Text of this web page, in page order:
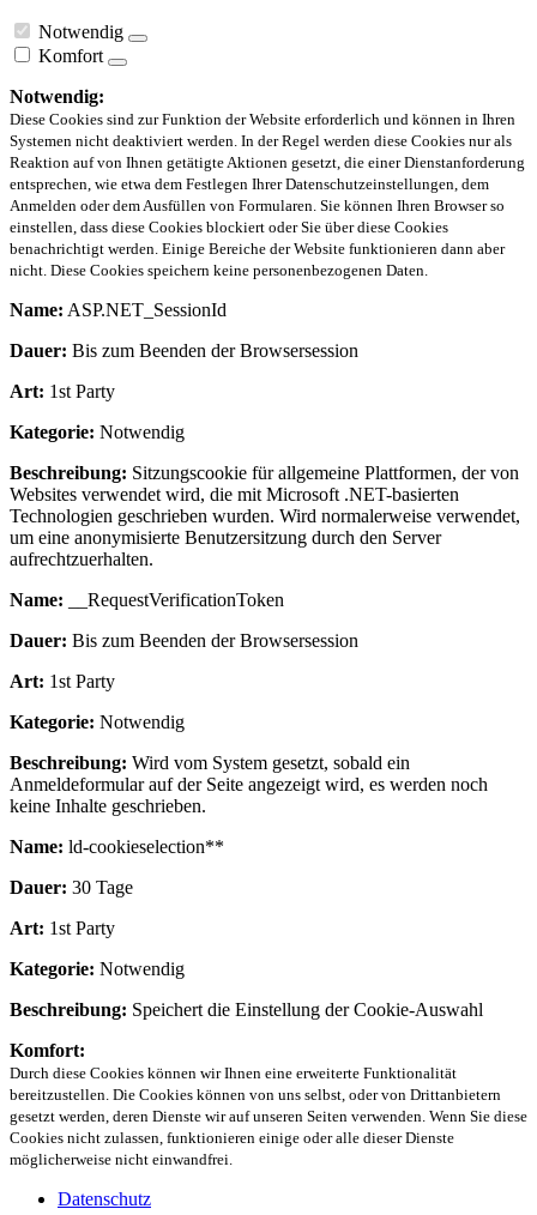
Notwendig
Komfort
Notwendig:
Diese Cookies sind zur Funktion der Website erforderlich und können in Ihren
Systemen nicht deaktiviert werden. In der Regel werden diese Cookies nur als
Reaktion auf von Ihnen getätigte Aktionen gesetzt, die einer Dienstanforderung
entsprechen, wie etwa dem Festlegen Ihrer Datenschutzeinstellungen, dem
Anmelden oder dem Ausfüllen von Formularen. Sie können Ihren Browser so
einstellen, dass diese Cookies blockiert oder Sie über diese Cookies
benachrichtigt werden. Einige Bereiche der Website funktionieren dann aber
nicht. Diese Cookies speichern keine personenbezogenen Daten.
Name: ASP.NET_SessionId
Dauer: Bis zum Beenden der Browsersession
Art: 1st Party
Kategorie: Notwendig
Beschreibung: Sitzungscookie für allgemeine Plattformen, der von
Websites verwendet wird, die mit Microsoft .NET-basierten
Technologien geschrieben wurden. Wird normalerweise verwendet,
um eine anonymisierte Benutzersitzung durch den Server
aufrechtzuerhalten.
Name: __RequestVerificationToken
Dauer: Bis zum Beenden der Browsersession
Art: 1st Party
Kategorie: Notwendig
Beschreibung: Wird vom System gesetzt, sobald ein
Anmeldeformular auf der Seite angezeigt wird, es werden noch
keine Inhalte geschrieben.
Name: ld-cookieselection**
Dauer: 30 Tage
Art: 1st Party
Kategorie: Notwendig
Beschreibung: Speichert die Einstellung der Cookie-Auswahl
Komfort:
Durch diese Cookies können wir Ihnen eine erweiterte Funktionalität
bereitzustellen. Die Cookies können von uns selbst, oder von Drittanbietern
gesetzt werden, deren Dienste wir auf unseren Seiten verwenden. Wenn Sie diese
Cookies nicht zulassen, funktionieren einige oder alle dieser Dienste
möglicherweise nicht einwandfrei.
Datenschutz